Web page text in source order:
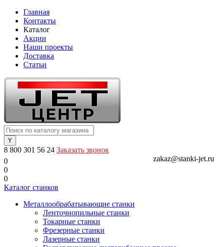
Главная
Контакты
Каталог
Акции
Наши проекты
Доставка
Статьи
8 800 301 56 24 Заказать звонок
zakaz@stanki-jet.ru
0
0
0
Каталог станков
Металлообрабатывающие станки
Ленточнопильные станки
Токарные станки
Фрезерные станки
Лазерные станки